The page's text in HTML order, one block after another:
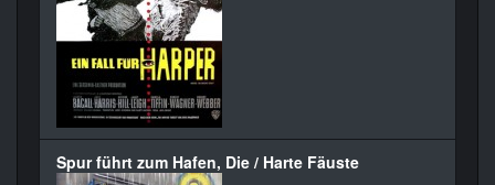
Spur führt zum Hafen, Die / Harte Fäuste